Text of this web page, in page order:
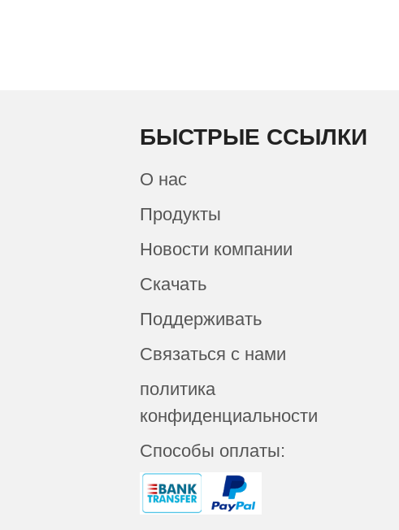
БЫСТРЫЕ ССЫЛКИ
О нас
Продукты
Новости компании
Скачать
Поддерживать
Связаться с нами
политика
конфиденциальности
Способы оплаты: